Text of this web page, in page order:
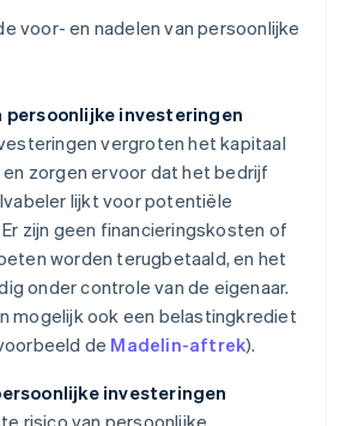
voor- en nadelen van persoonlijke
persoonlijke investeringen
vergroten het kapitaal
zorgen ervoor dat het bedrijf
lijkt voor potentiële
zijn geen financieringskosten of
worden terugbetaald, en het
onder controle van de eigenaar.
mogelijk ook een belastingkrediet
de Madelin-aftrek).
investeringen